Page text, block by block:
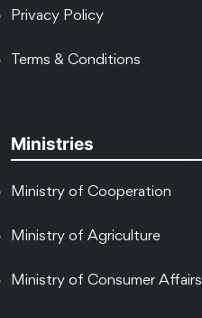
Privacy Policy
Terms & Conditions
Ministries
Ministry of Cooperation
Ministry of Agriculture
Ministry of Consumer Affairs